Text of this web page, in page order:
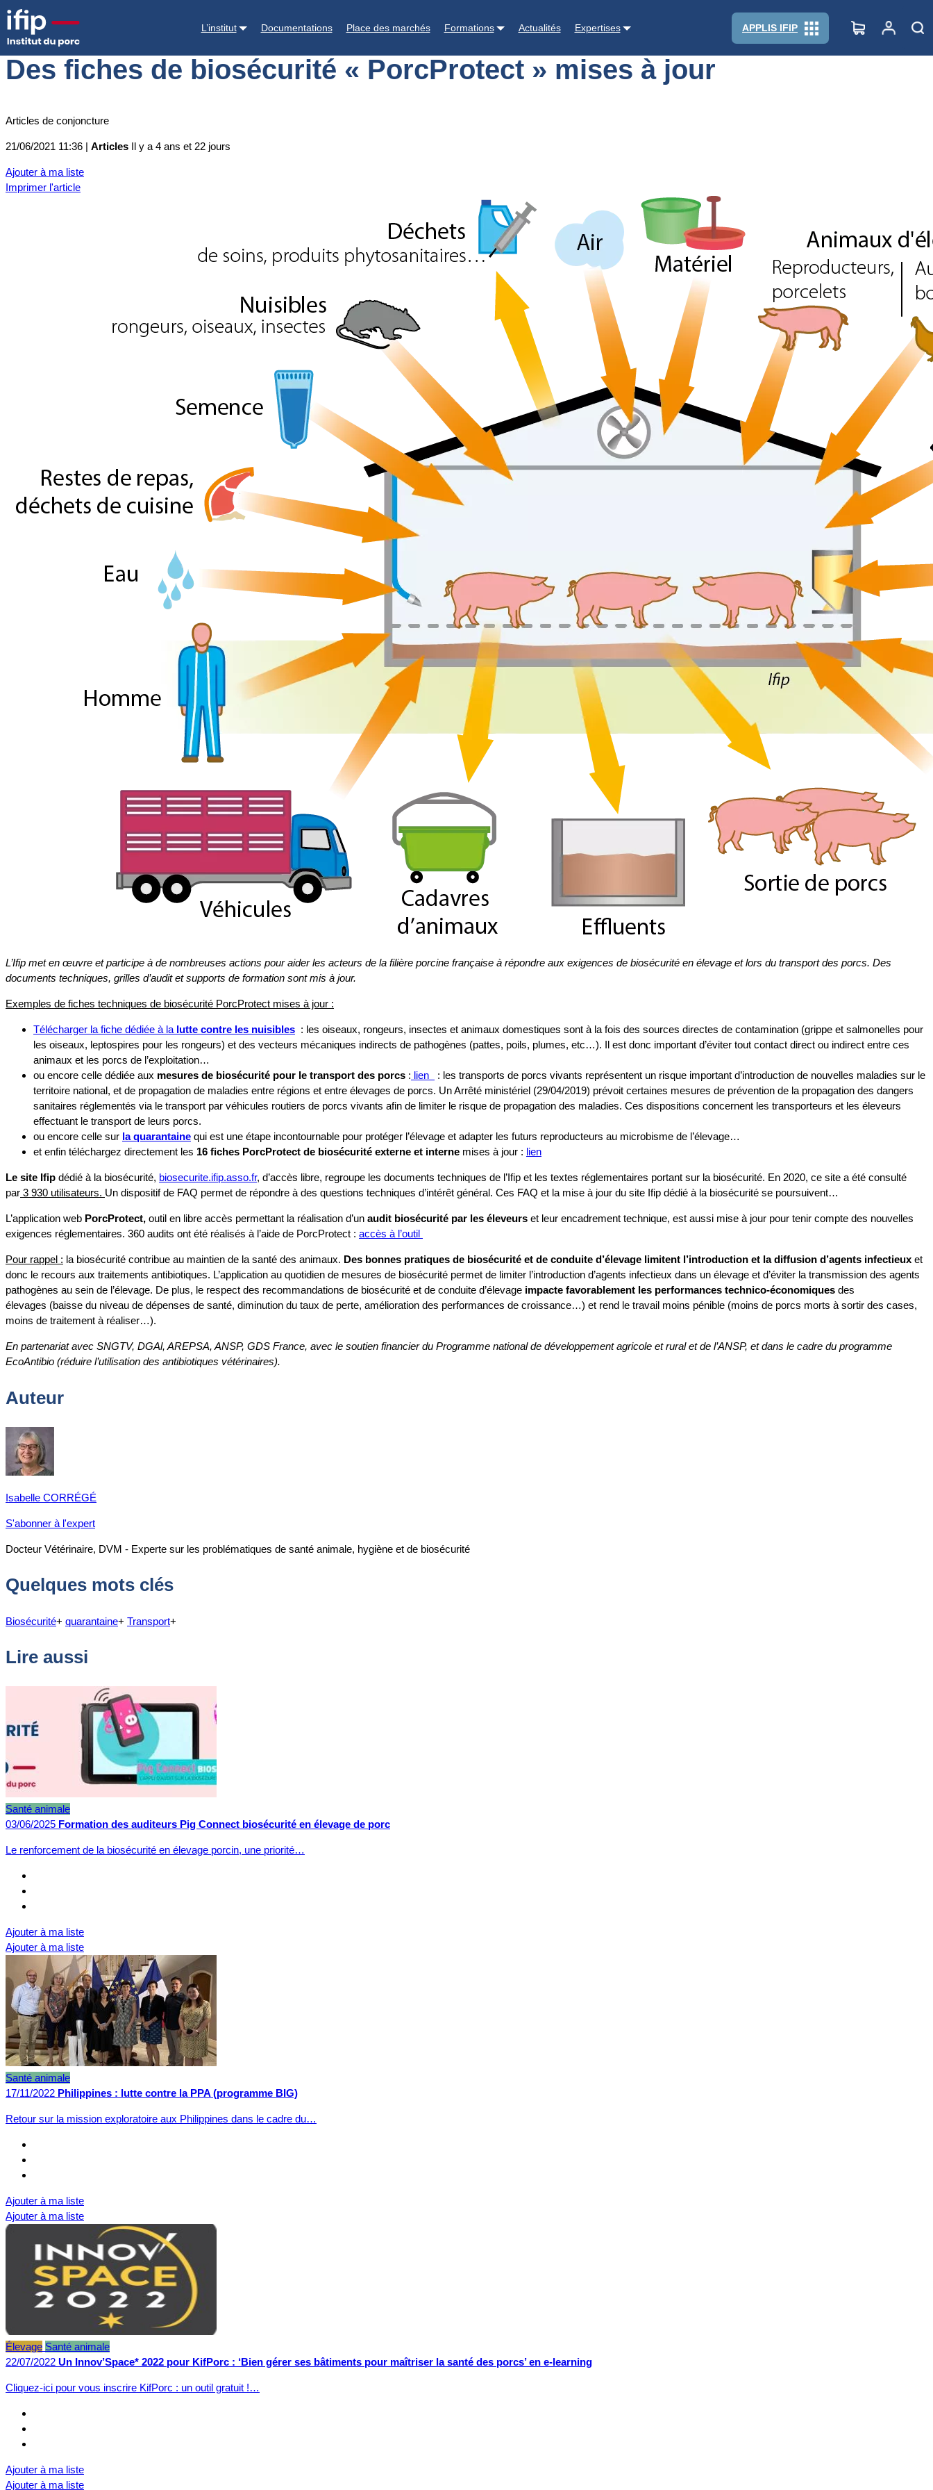
L’institut Documentations Place des marchés Formations Actualités Expertises APPLIS IFIP
AccueilActualités
Des fiches de biosécurité « PorcProtect » mises à jour
Articles de conjoncture
21/06/2021 11:36 | Articles Il y a 4 ans et 22 jours
Ajouter à ma liste
Imprimer l'article
L’Ifip met en œuvre et participe à de nombreuses actions pour aider les acteurs de la filière porcine française à répondre aux exigences de biosécurité en élevage et lors du transport des porcs. Des
documents techniques, grilles d’audit et supports de formation sont mis à jour.
Exemples de fiches techniques de biosécurité PorcProtect mises à jour :
Télécharger la fiche dédiée à la lutte contre les nuisibles : les oiseaux, rongeurs, insectes et animaux domestiques sont à la fois des sources directes de contamination (grippe et salmonelles pour
les oiseaux, leptospires pour les rongeurs) et des vecteurs mécaniques indirects de pathogènes (pattes, poils, plumes, etc…). Il est donc important d’éviter tout contact direct ou indirect entre ces
animaux et les porcs de l’exploitation…
ou encore celle dédiée aux mesures de biosécurité pour le transport des porcs : lien
: les transports de porcs vivants représentent un risque important d’introduction de nouvelles maladies sur le
territoire national, et de propagation de maladies entre régions et entre élevages de porcs. Un Arrêté ministériel (29/04/2019) prévoit certaines mesures de prévention de la propagation des dangers
sanitaires réglementés via le transport par véhicules routiers de porcs vivants afin de limiter le risque de propagation des maladies. Ces dispositions concernent les transporteurs et les éleveurs
effectuant le transport de leurs porcs.
ou encore celle sur la quarantaine qui est une étape incontournable pour protéger l’élevage et adapter les futurs reproducteurs au microbisme de l’élevage…
et enfin téléchargez directement les 16 fiches PorcProtect de biosécurité externe et interne mises à jour : lien
Le site Ifip dédié à la biosécurité, biosecurite.ifip.asso.fr, d’accès libre, regroupe les documents techniques de l’Ifip et les textes réglementaires portant sur la biosécurité. En 2020, ce site a été consulté
par 3 930 utilisateurs. Un dispositif de FAQ permet de répondre à des questions techniques d’intérêt général. Ces FAQ et la mise à jour du site Ifip dédié à la biosécurité se poursuivent…
L’application web PorcProtect, outil en libre accès permettant la réalisation d’un audit biosécurité par les éleveurs et leur encadrement technique, est aussi mise à jour pour tenir compte des nouvelles
exigences réglementaires. 360 audits ont été réalisés à l’aide de PorcProtect : accès à l’outil
Pour rappel : la biosécurité contribue au maintien de la santé des animaux. Des bonnes pratiques de biosécurité et de conduite d’élevage limitent l’introduction et la diffusion d’agents infectieux et
donc le recours aux traitements antibiotiques. L’application au quotidien de mesures de biosécurité permet de limiter l’introduction d’agents infectieux dans un élevage et d’éviter la transmission des agents
pathogènes au sein de l’élevage. De plus, le respect des recommandations de biosécurité et de conduite d’élevage impacte favorablement les performances technico-économiques des
élevages (baisse du niveau de dépenses de santé, diminution du taux de perte, amélioration des performances de croissance…) et rend le travail moins pénible (moins de porcs morts à sortir des cases,
moins de traitement à réaliser…).
En partenariat avec SNGTV, DGAl, AREPSA, ANSP, GDS France, avec le soutien financier du Programme national de développement agricole et rural et de l’ANSP, et dans le cadre du programme
EcoAntibio (réduire l’utilisation des antibiotiques vétérinaires).
Auteur
Isabelle CORRÉGÉ
S'abonner à l'expert
Docteur Vétérinaire, DVM - Experte sur les problématiques de santé animale, hygiène et de biosécurité
Quelques mots clés
Biosécurité+ quarantaine+ Transport+
Lire aussi
Santé animale
03/06/2025 Formation des auditeurs Pig Connect biosécurité en élevage de porc
Le renforcement de la biosécurité en élevage porcin, une priorité…
Ajouter à ma liste
Ajouter à ma liste
Santé animale
17/11/2022 Philippines : lutte contre la PPA (programme BIG)
Retour sur la mission exploratoire aux Philippines dans le cadre du…
Ajouter à ma liste
Ajouter à ma liste
Élevage Santé animale
22/07/2022 Un Innov’Space* 2022 pour KifPorc : ‘Bien gérer ses bâtiments pour maîtriser la santé des porcs’ en e-learning
Cliquez-ici pour vous inscrire KifPorc : un outil gratuit !…
Ajouter à ma liste
Ajouter à ma liste